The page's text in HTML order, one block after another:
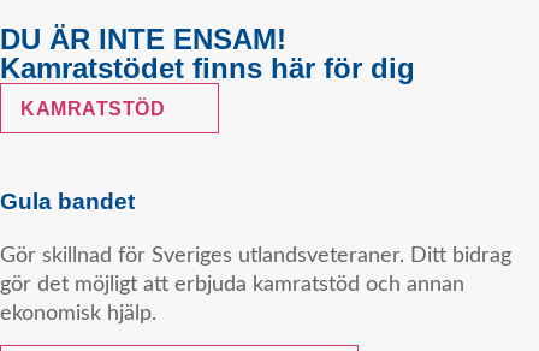
DU ÄR INTE ENSAM!
Kamratstödet finns här för dig
KAMRATSTÖD
Gula bandet
Gör skillnad för Sveriges utlandsveteraner. Ditt bidrag
gör det möjligt att erbjuda kamratstöd och annan
ekonomisk hjälp.